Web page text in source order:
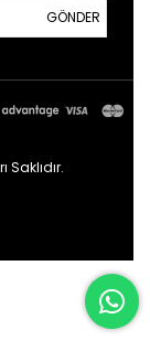
GÖNDER
Saklıdır.